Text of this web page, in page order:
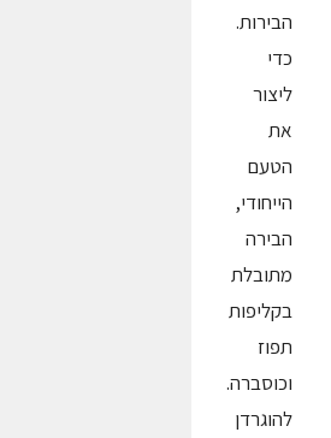
הבירות.
כדי
ליצור
את
הטעם
הייחודי,
הבירה
מתובלת
בקליפות
תפוז
וכוסברה.
להוגרדן